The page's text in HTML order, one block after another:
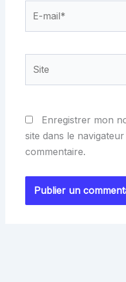
Enregistrer mon
site dans le
commentaire.